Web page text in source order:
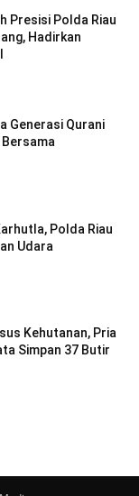
Presisi Polda Riau
Hadirkan
Generasi Qurani
Polda Riau
Udara
Kehutanan, Pria
Simpan 37 Butir